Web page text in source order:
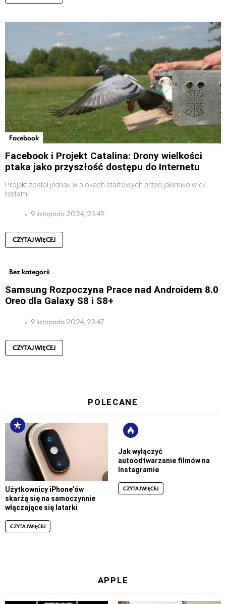
Facebook
Facebook i Projekt Catalina: Drony wielkości
ptaka jako przyszłość dostępu do Internetu
Projekt został jednak w blokach startowych przed jakimikolwiek
testami
9 listopada 2024, 23:49
CZYTAJ WIĘCEJ
Bez kategorii
Samsung Rozpoczyna Prace nad Androidem 8.0
Oreo dla Galaxy S8 i S8+
9 listopada 2024, 23:47
CZYTAJ WIĘCEJ
POLECANE
Użytkownicy iPhone’ów
skarżą się na samoczynnie
włączające się latarki
CZYTAJ WIĘCEJ
Jak wyłączyć
autoodtwarzanie filmów na
Instagramie
CZYTAJ WIĘCEJ
APPLE